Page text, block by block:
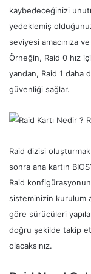
kaybedeceğinizi
yedeklemiş
seviyesi amacınıza
Örneğin, Raid 0 hız
yandan, Raid 1 daha
güvenliği sağlar.
Raid dizisi
sonra ana kartın
Raid
sisteminizin kurulum
göre sürücüleri
doğru şekilde takip
olacaksınız.